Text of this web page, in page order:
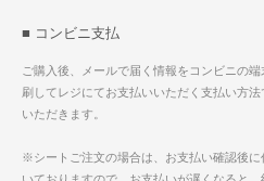
■ コンビニ支払
ご購入後、メールで届く情報をコンビニの
刷してレジにてお支払いいただく支払い方
いただきます。
※シートご注文の場合は、お支払い確認後